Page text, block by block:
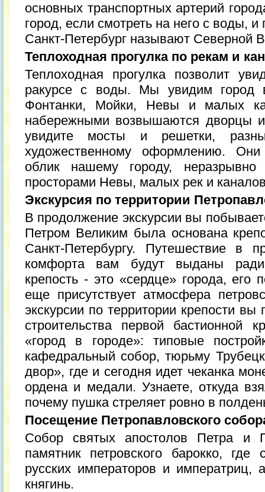
основных транспортных артерий
город, если смотреть на него с воды, и
Санкт-Петербург называют Северной
Теплоходная прогулка по рекам и
Теплоходная прогулка позволит
ракурсе с воды. Мы увидим город
Фонтанки, Мойки, Невы и малых
набережными возвышаются дворцы
увидите мосты и решетки,
художественному оформлению.
облик нашему городу,
просторами Невы, малых рек и
Экскурсия по территории
В продолжение экскурсии вы
Петром Великим была основана
Санкт-Петербургу. Путешествие в
комфорта вам будут выданы
крепость - это «сердце» города, его
еще присутствует атмосфера
экскурсии по территории крепости вы
строительства первой бастионной
«город в городе»: типовые
кафедральный собор, тюрьму
двор», где и сегодня идет чеканка
ордена и медали. Узнаете, откуда
почему пушка стреляет ровно в
Посещение Петропавловского
Собор святых апостолов Петра и
памятник петровского барокко, где
русских императоров и императриц,
княгинь.